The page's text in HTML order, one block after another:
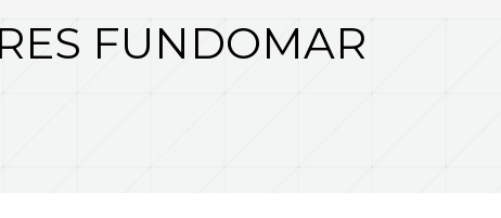
FUNDOMAR